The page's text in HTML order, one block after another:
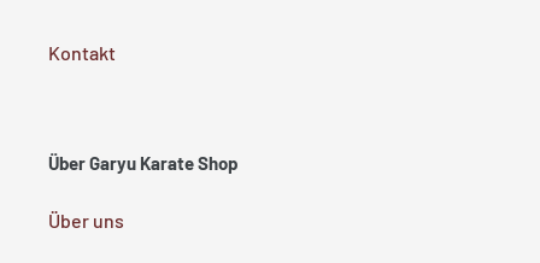
Kontakt
Über Garyu Karate Shop
Über uns